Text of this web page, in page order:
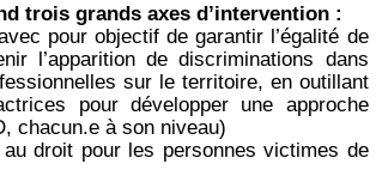
trois grands axes d’intervention :
pour objectif de garantir l’égalité de
l’apparition de discriminations dans
sur le territoire, en outillant
pour développer une approche
chacun.e à son niveau)
droit pour les personnes victimes de